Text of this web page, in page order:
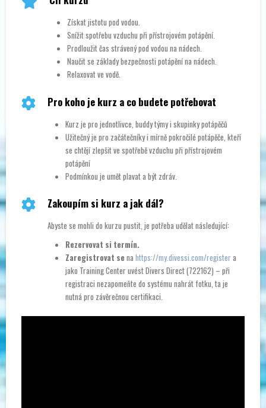
Získat jistotu pod vodou.
Snížit spotřebu vzduchu při přístrojovém potápění.
Prodloužit čas strávený pod vodou na nádech.
Naučit se základy bezpečnosti potápění na nádech.
Relaxovat ve vodě.
Pro koho je kurz a co budete potřebovat
Kurz je pro jednotlivce, buddy týmy i skupinky potápěčů
Užitečný je pro začátečníky i mírně pokročilé potápěče, kteří
se chtějí zlepšit ve spotřebě vzduchu při přístrojovém
potápění
Podmínkou je umět plavat a být zdráv.
Zakoupím si kurz a jak dál?
Abyste se mohli do kurzu pustit, je potřeba udělat následující:
Rezervovat si termín.
Zaregistrovat se na https://my.divessi.com/registera
jako Training Center uvést Divers Direct (722162) – při
registraci nezapomeňte do systému nahrát fotku, ta je
nutná pro závěrečnou certifikaci.